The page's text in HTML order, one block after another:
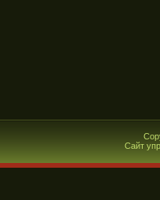
Сайт